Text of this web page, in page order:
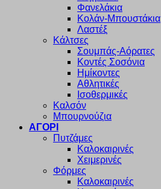
Φανελάκια
Κολάν-Μπουστάκια
Λαστέξ
Κάλτσες
Σουμπάς-Αόρατες
Κοντές Σοσόνια
Ημίκοντες
Αθλητικές
Ισοθερμικές
Καλσόν
Μπουρνούζια
ΑΓΟΡΙ
Πυτζάμες
Καλοκαιρινές
Χειμερινές
Φόρμες
Καλοκαιρινές